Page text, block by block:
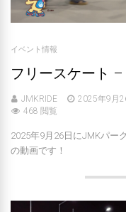
イベント情報
フリースケート
JMKRIDE 2025年9月
468 閲覧
2025年9月26日にJMKパー
の動画です！